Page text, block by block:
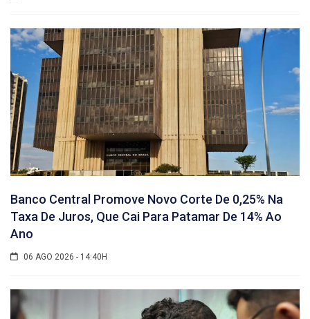
Banco Central Promove Novo Corte De 0,25% Na
Taxa De Juros, Que Cai Para Patamar De 14% Ao
Ano
06 AGO 2026 - 14:40H